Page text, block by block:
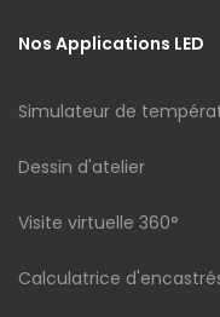
Nos Applications LED
Simulateur de
Dessin d'atelier
Visite virtuelle 360°
Calculatrice